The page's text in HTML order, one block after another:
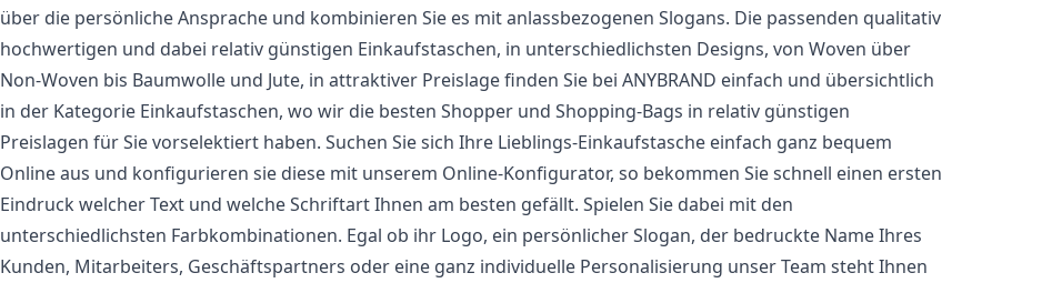
über die persönliche Ansprache und kombinieren Sie es mit anlassbezogenen Slogans. Die passenden qualitativ
hochwertigen und dabei relativ günstigen Einkaufstaschen, in unterschiedlichsten Designs, von Woven über
Non-Woven bis Baumwolle und Jute, in attraktiver Preislage finden Sie bei ANYBRAND einfach und übersichtlich
in der Kategorie Einkaufstaschen, wo wir die besten Shopper und Shopping-Bags in relativ günstigen
Preislagen für Sie vorselektiert haben. Suchen Sie sich Ihre Lieblings-Einkaufstasche einfach ganz bequem
Online aus und konfigurieren sie diese mit unserem Online-Konfigurator, so bekommen Sie schnell einen ersten
Eindruck welcher Text und welche Schriftart Ihnen am besten gefällt. Spielen Sie dabei mit den
unterschiedlichsten Farbkombinationen. Egal ob ihr Logo, ein persönlicher Slogan, der bedruckte Name Ihres
Kunden, Mitarbeiters, Geschäftspartners oder eine ganz individuelle Personalisierung unser Team steht Ihnen